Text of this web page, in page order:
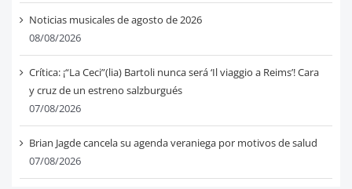
Noticias musicales de agosto de 2026
08/08/2026
Crítica: ¡“La Ceci”(lia) Bartoli nunca será ‘Il viaggio a Reims’! Cara
y cruz de un estreno salzburgués
07/08/2026
Brian Jagde cancela su agenda veraniega por motivos de salud
07/08/2026